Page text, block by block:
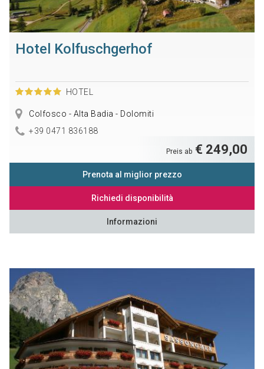
Hotel Kolfuschgerhof
HOTEL
Colfosco - Alta Badia - Dolomiti
+39 0471 836188
Preis ab € 249,00
Prenota al miglior prezzo
Richiedi disponibilità
Informazioni